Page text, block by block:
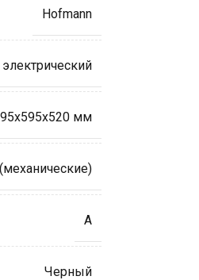
Hofmann
электрический
мм
А
Черный